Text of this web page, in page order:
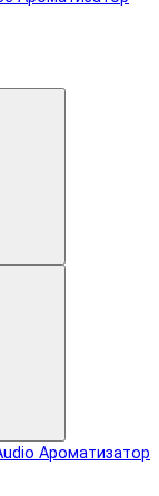
Ароматизатор